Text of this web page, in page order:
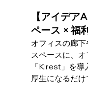
【アイデア
ペース × 福
オフィスの廊
スペースに、
「K:rest」を
厚生になるだ